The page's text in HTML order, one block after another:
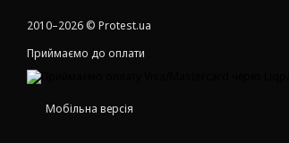
2010–2026 © Protest.ua
Приймаємо до оплати
Мобільна версія